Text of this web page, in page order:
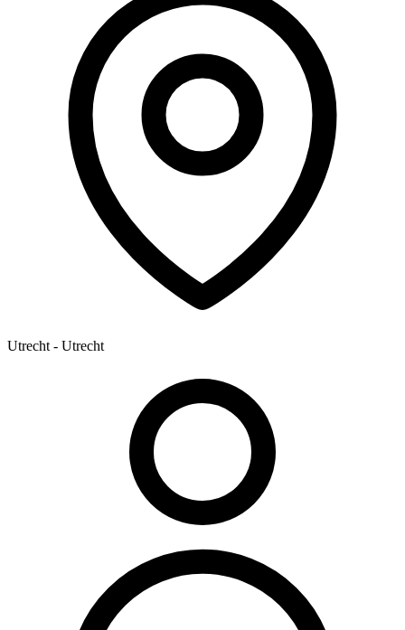
Utrecht - Utrecht